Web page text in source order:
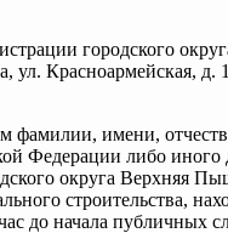
городского
Красноармейская, д.
фамилии, имени,
Федерации либо иного
округа Верхняя
строительства,
до начала публичных